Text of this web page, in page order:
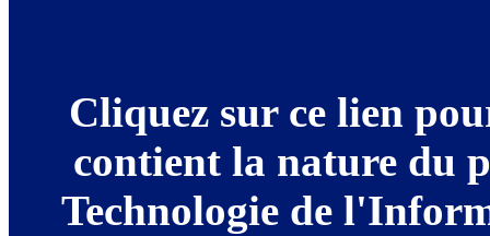
Cliquez sur ce lien
contient la nature du
Technologie de